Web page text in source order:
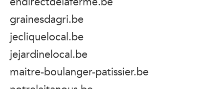
grainesdagri.be
jecliquelocal.be
jejardinelocal.be
maitre-boulanger-patissier.be